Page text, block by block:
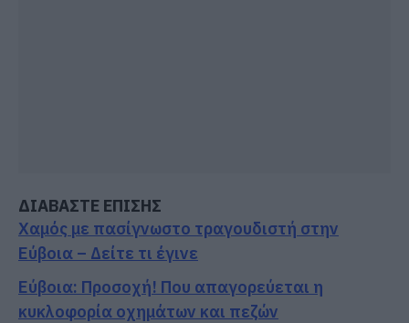
ΔΙΑΒΑΣΤΕ ΕΠΙΣΗΣ
Χαμός με πασίγνωστο τραγουδιστή στην
Εύβοια – Δείτε τι έγινε
Εύβοια: Προσοχή! Που απαγορεύεται η
κυκλοφορία οχημάτων και πεζών